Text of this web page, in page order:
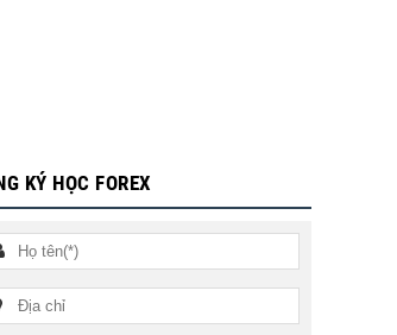
KÝ HỌC FOREX